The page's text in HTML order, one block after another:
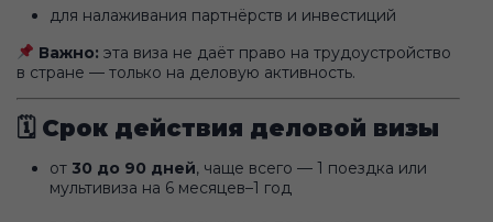
для налаживания партнёрств и инвестиций
Важно: эта виза не даёт право на трудоустройство
в стране — только на деловую активность.
🗓 Срок действия деловой визы
от 30 до 90 дней, чаще всего — 1 поездка или
мультивиза на 6 месяцев–1 год